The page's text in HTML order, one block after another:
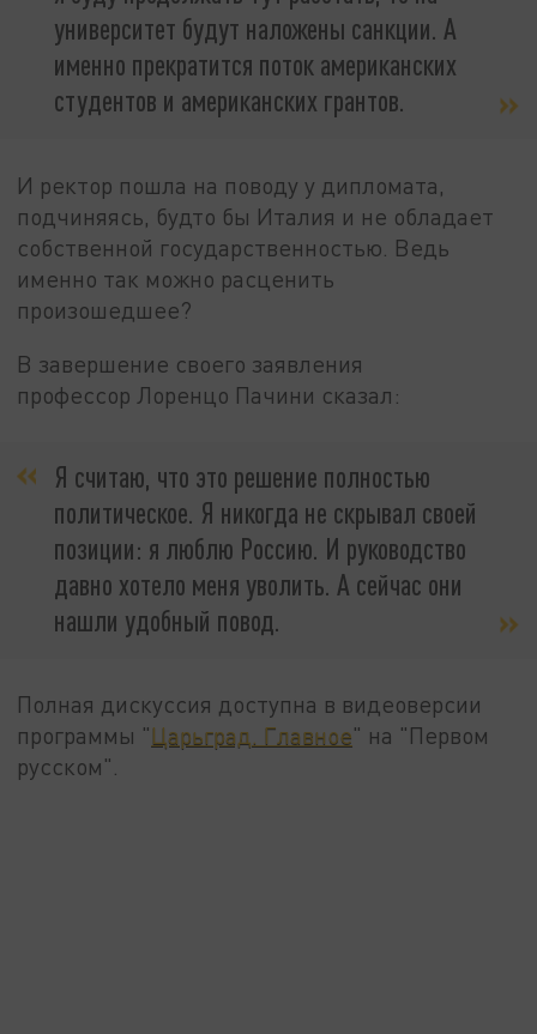
университет будут наложены санкции. А
именно прекратится поток американских
студентов и американских грантов.
И ректор пошла на поводу у дипломата,
подчиняясь, будто бы Италия и не обладает
собственной государственностью. Ведь
именно так можно расценить
произошедшее?
В завершение своего заявления
профессор Лоренцо Пачини сказал:
Я считаю, что это решение полностью
политическое. Я никогда не скрывал своей
позиции: я люблю Россию. И руководство
давно хотело меня уволить. А сейчас они
нашли удобный повод.
Полная дискуссия доступна в видеоверсии
программы "Царьград. Главное" на "Первом
русском".